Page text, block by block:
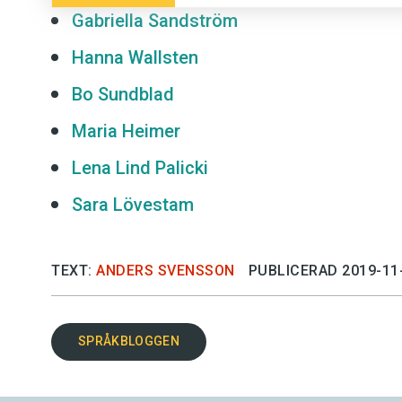
Gabriella Sandström
Hanna Wallsten
Bo Sundblad
Maria Heimer
Lena Lind Palicki
Sara Lövestam
TEXT: ANDERS SVENSSON PUBLICERAD 2019-
SPRÅKBLOGGEN